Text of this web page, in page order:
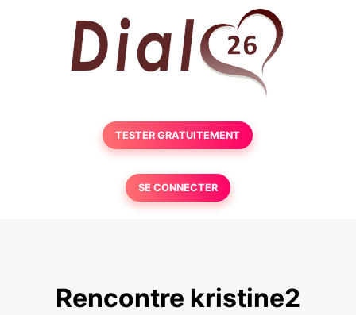
TESTER GRATUITEMENT
SE CONNECTER
Rencontre kristine2